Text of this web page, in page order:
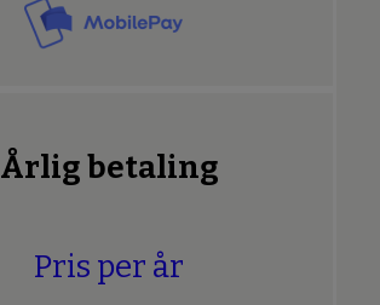
Årlig betaling
Pris per år